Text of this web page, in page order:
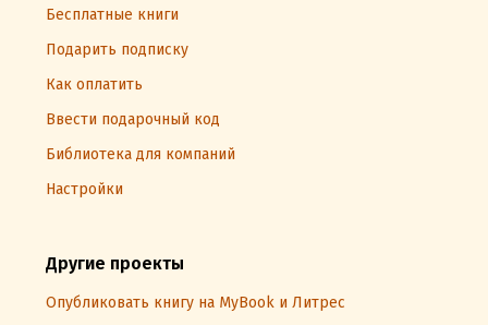
Бесплатные книги
Подарить подписку
Как оплатить
Ввести подарочный код
Библиотека для компаний
Настройки
Другие проекты
Опубликовать книгу на MyBook и Литрес